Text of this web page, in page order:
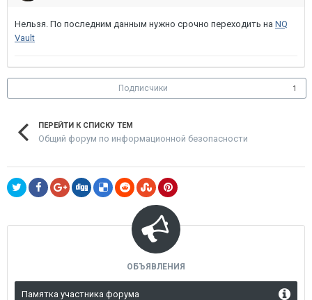
Нельзя. По последним данным нужно срочно переходить на NQ
Vault
Подписчики 1
ПЕРЕЙТИ К СПИСКУ ТЕМ
Общий форум по информационной безопасности
ОБЪЯВЛЕНИЯ
Памятка участника форума